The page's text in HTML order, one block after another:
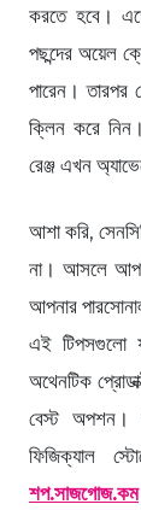
করতে হবে।
পছন্দের অয়েল
পারেন। তারপর
ক্লিন করে
রেঞ্জ এখন
আশা করি,
না। আসলে
আপনার
এই টিপসগুলো
অথেনটিক
বেস্ট অপশন।
ফিজিক্যাল
শপ.সাজগোজ.কম